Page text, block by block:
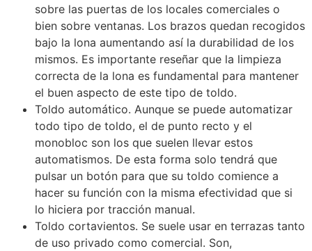
sobre las puertas de los locales comerciales o
bien sobre ventanas. Los brazos quedan recogidos
bajo la lona aumentando así la durabilidad de los
mismos. Es importante reseñar que la limpieza
correcta de la lona es fundamental para mantener
el buen aspecto de este tipo de toldo.
Toldo automático. Aunque se puede automatizar
todo tipo de toldo, el de punto recto y el
monobloc son los que suelen llevar estos
automatismos. De esta forma solo tendrá que
pulsar un botón para que su toldo comience a
hacer su función con la misma efectividad que si
lo hiciera por tracción manual.
Toldo cortavientos. Se suele usar en terrazas tanto
de uso privado como comercial. Son,